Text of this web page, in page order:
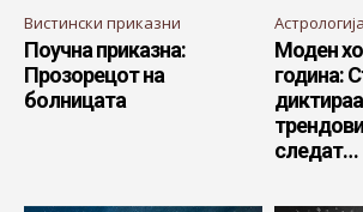
Вистински приказни
Поучна приказна:
Прозорецот на
болницата
Астрологија
Моден
година:
следат…